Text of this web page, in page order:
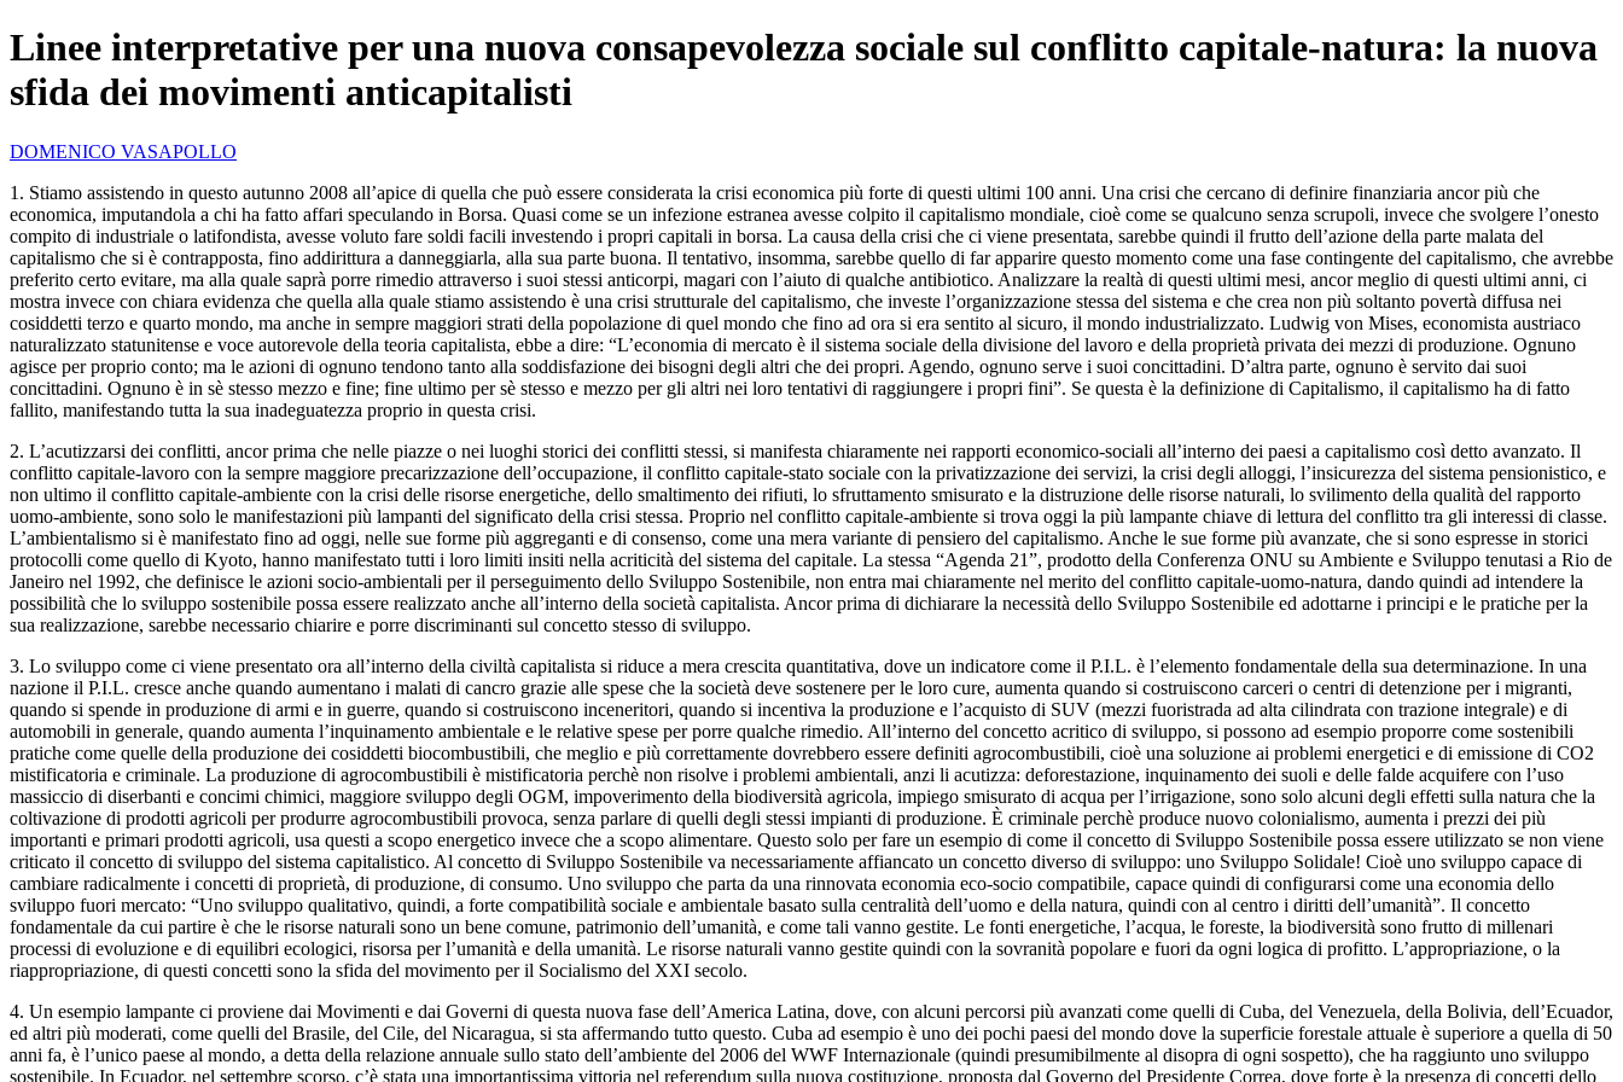
Linee interpretative per una nuova consapevolezza sociale sul conflitto capitale-natura: la nuova
sfida dei movimenti anticapitalisti
DOMENICO VASAPOLLO
1. Stiamo assistendo in questo autunno 2008 all’apice di quella che può essere considerata la crisi economica più forte di questi ultimi 100 anni. Una crisi che cercano di definire finanziaria ancor più che
economica, imputandola a chi ha fatto affari speculando in Borsa. Quasi come se un infezione estranea avesse colpito il capitalismo mondiale, cioè come se qualcuno senza scrupoli, invece che svolgere l’onesto
compito di industriale o latifondista, avesse voluto fare soldi facili investendo i propri capitali in borsa. La causa della crisi che ci viene presentata, sarebbe quindi il frutto dell’azione della parte malata del
capitalismo che si è contrapposta, fino addirittura a danneggiarla, alla sua parte buona. Il tentativo, insomma, sarebbe quello di far apparire questo momento come una fase contingente del capitalismo, che avrebbe
preferito certo evitare, ma alla quale saprà porre rimedio attraverso i suoi stessi anticorpi, magari con l’aiuto di qualche antibiotico. Analizzare la realtà di questi ultimi mesi, ancor meglio di questi ultimi anni, ci
mostra invece con chiara evidenza che quella alla quale stiamo assistendo è una crisi strutturale del capitalismo, che investe l’organizzazione stessa del sistema e che crea non più soltanto povertà diffusa nei
cosiddetti terzo e quarto mondo, ma anche in sempre maggiori strati della popolazione di quel mondo che fino ad ora si era sentito al sicuro, il mondo industrializzato. Ludwig von Mises, economista austriaco
naturalizzato statunitense e voce autorevole della teoria capitalista, ebbe a dire: “L’economia di mercato è il sistema sociale della divisione del lavoro e della proprietà privata dei mezzi di produzione. Ognuno
agisce per proprio conto; ma le azioni di ognuno tendono tanto alla soddisfazione dei bisogni degli altri che dei propri. Agendo, ognuno serve i suoi concittadini. D’altra parte, ognuno è servito dai suoi
concittadini. Ognuno è in sè stesso mezzo e fine; fine ultimo per sè stesso e mezzo per gli altri nei loro tentativi di raggiungere i propri fini”. Se questa è la definizione di Capitalismo, il capitalismo ha di fatto
fallito, manifestando tutta la sua inadeguatezza proprio in questa crisi.
2. L’acutizzarsi dei conflitti, ancor prima che nelle piazze o nei luoghi storici dei conflitti stessi, si manifesta chiaramente nei rapporti economico-sociali all’interno dei paesi a capitalismo così detto avanzato. Il
conflitto capitale-lavoro con la sempre maggiore precarizzazione dell’occupazione, il conflitto capitale-stato sociale con la privatizzazione dei servizi, la crisi degli alloggi, l’insicurezza del sistema pensionistico, e
non ultimo il conflitto capitale-ambiente con la crisi delle risorse energetiche, dello smaltimento dei rifiuti, lo sfruttamento smisurato e la distruzione delle risorse naturali, lo svilimento della qualità del rapporto
uomo-ambiente, sono solo le manifestazioni più lampanti del significato della crisi stessa. Proprio nel conflitto capitale-ambiente si trova oggi la più lampante chiave di lettura del conflitto tra gli interessi di classe.
L’ambientalismo si è manifestato fino ad oggi, nelle sue forme più aggreganti e di consenso, come una mera variante di pensiero del capitalismo. Anche le sue forme più avanzate, che si sono espresse in storici
protocolli come quello di Kyoto, hanno manifestato tutti i loro limiti insiti nella acriticità del sistema del capitale. La stessa “Agenda 21”, prodotto della Conferenza ONU su Ambiente e Sviluppo tenutasi a Rio de
Janeiro nel 1992, che definisce le azioni socio-ambientali per il perseguimento dello Sviluppo Sostenibile, non entra mai chiaramente nel merito del conflitto capitale-uomo-natura, dando quindi ad intendere la
possibilità che lo sviluppo sostenibile possa essere realizzato anche all’interno della società capitalista. Ancor prima di dichiarare la necessità dello Sviluppo Sostenibile ed adottarne i principi e le pratiche per la
sua realizzazione, sarebbe necessario chiarire e porre discriminanti sul concetto stesso di sviluppo.
3. Lo sviluppo come ci viene presentato ora all’interno della civiltà capitalista si riduce a mera crescita quantitativa, dove un indicatore come il P.I.L. è l’elemento fondamentale della sua determinazione. In una
nazione il P.I.L. cresce anche quando aumentano i malati di cancro grazie alle spese che la società deve sostenere per le loro cure, aumenta quando si costruiscono carceri o centri di detenzione per i migranti,
quando si spende in produzione di armi e in guerre, quando si costruiscono inceneritori, quando si incentiva la produzione e l’acquisto di SUV (mezzi fuoristrada ad alta cilindrata con trazione integrale) e di
automobili in generale, quando aumenta l’inquinamento ambientale e le relative spese per porre qualche rimedio. All’interno del concetto acritico di sviluppo, si possono ad esempio proporre come sostenibili
pratiche come quelle della produzione dei cosiddetti biocombustibili, che meglio e più correttamente dovrebbero essere definiti agrocombustibili, cioè una soluzione ai problemi energetici e di emissione di CO2
mistificatoria e criminale. La produzione di agrocombustibili è mistificatoria perchè non risolve i problemi ambientali, anzi li acutizza: deforestazione, inquinamento dei suoli e delle falde acquifere con l’uso
massiccio di diserbanti e concimi chimici, maggiore sviluppo degli OGM, impoverimento della biodiversità agricola, impiego smisurato di acqua per l’irrigazione, sono solo alcuni degli effetti sulla natura che la
coltivazione di prodotti agricoli per produrre agrocombustibili provoca, senza parlare di quelli degli stessi impianti di produzione. È criminale perchè produce nuovo colonialismo, aumenta i prezzi dei più
importanti e primari prodotti agricoli, usa questi a scopo energetico invece che a scopo alimentare. Questo solo per fare un esempio di come il concetto di Sviluppo Sostenibile possa essere utilizzato se non viene
criticato il concetto di sviluppo del sistema capitalistico. Al concetto di Sviluppo Sostenibile va necessariamente affiancato un concetto diverso di sviluppo: uno Sviluppo Solidale! Cioè uno sviluppo capace di
cambiare radicalmente i concetti di proprietà, di produzione, di consumo. Uno sviluppo che parta da una rinnovata economia eco-socio compatibile, capace quindi di configurarsi come una economia dello
sviluppo fuori mercato: “Uno sviluppo qualitativo, quindi, a forte compatibilità sociale e ambientale basato sulla centralità dell’uomo e della natura, quindi con al centro i diritti dell’umanità”. Il concetto
fondamentale da cui partire è che le risorse naturali sono un bene comune, patrimonio dell’umanità, e come tali vanno gestite. Le fonti energetiche, l’acqua, le foreste, la biodiversità sono frutto di millenari
processi di evoluzione e di equilibri ecologici, risorsa per l’umanità e della umanità. Le risorse naturali vanno gestite quindi con la sovranità popolare e fuori da ogni logica di profitto. L’appropriazione, o la
riappropriazione, di questi concetti sono la sfida del movimento per il Socialismo del XXI secolo.
4. Un esempio lampante ci proviene dai Movimenti e dai Governi di questa nuova fase dell’America Latina, dove, con alcuni percorsi più avanzati come quelli di Cuba, del Venezuela, della Bolivia, dell’Ecuador,
ed altri più moderati, come quelli del Brasile, del Cile, del Nicaragua, si sta affermando tutto questo. Cuba ad esempio è uno dei pochi paesi del mondo dove la superficie forestale attuale è superiore a quella di 50
anni fa, è l’unico paese al mondo, a detta della relazione annuale sullo stato dell’ambiente del 2006 del WWF Internazionale (quindi presumibilmente al disopra di ogni sospetto), che ha raggiunto uno sviluppo
sostenibile. In Ecuador, nel settembre scorso, c’è stata una importantissima vittoria nel referendum sulla nuova costituzione, proposta dal Governo del Presidente Correa, dove forte è la presenza di concetti dello